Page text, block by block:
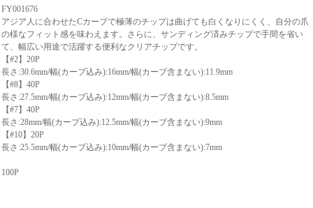
FY001676
アジア人に合わせたCカーブで極薄のチップは曲げても白くなりにくく、自分の爪
の様なフィット感を味わえます。さらに、サンディング済みチップで手間を省い
て、幅広い用途で活躍する便利なクリアチップです。
【#2】20P
長さ:30.6mm/幅(カーブ込み):16mm/幅(カーブ含まない):11.9mm
【#8】40P
長さ:27.5mm/幅(カーブ込み):12mm/幅(カーブ含まない):8.5mm
【#7】40P
長さ:28mm/幅(カーブ込み):12.5mm/幅(カーブ含まない):9mm
【#10】20P
長さ:25.5mm/幅(カーブ込み):10mm/幅(カーブ含まない):7mm
100P